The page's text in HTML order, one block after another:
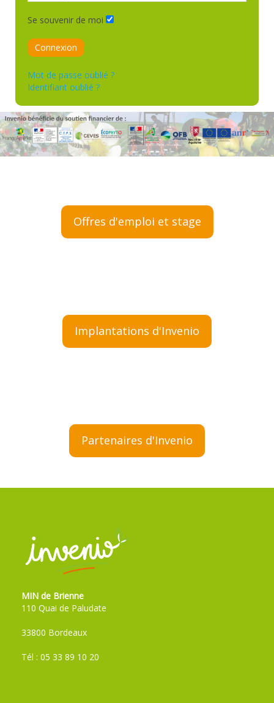
Se souvenir de moi
Connexion
Mot de passe oublié ?
Identifiant oublié ?
Offres d'emploi et stage
Implantations d'Invenio
Partenaires d'Invenio
MIN de Brienne
110 Quai de Paludate
33800 Bordeaux
Tél : 05 33 89 10 20